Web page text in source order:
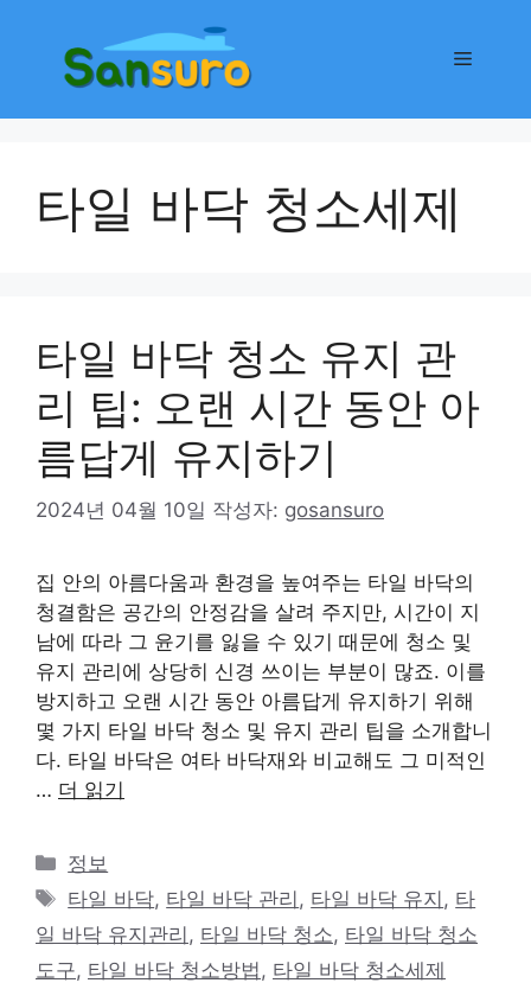
메
타일 바닥 청소세제
타일 바닥 청소 유지 관
리 팁: 오랜 시간 동안 아
름답게 유지하기
2024년 04월 10일 작성자: gosansuro
집 안의 아름다움과 환경을 높여주는 타일 바닥의
청결함은 공간의 안정감을 살려 주지만, 시간이 지
남에 따라 그 윤기를 잃을 수 있기 때문에 청소 및
유지 관리에 상당히 신경 쓰이는 부분이 많죠. 이를
방지하고 오랜 시간 동안 아름답게 유지하기 위해
몇 가지 타일 바닥 청소 및 유지 관리 팁을 소개합니
다. 타일 바닥은 여타 바닥재와 비교해도 그 미적인
… 더 읽기
카
테
고
리
정보
태
그
타일 바닥, 타일 바닥 관리 , 타일 바닥 유지 , 타
일 바닥 유지관리 , 타일 바닥 청소, 타일 바닥 청소
도구, 타일 바닥 청소방법 , 타일 바닥 청소세제